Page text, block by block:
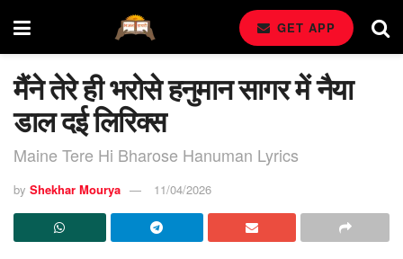
GET APP
मैंने तेरे ही भरोसे हनुमान सागर में नैया
डाल दई लिरिक्स
Maine Tere Hi Bharose Hanuman Lyrics
by Shekhar Mourya 11/04/2026